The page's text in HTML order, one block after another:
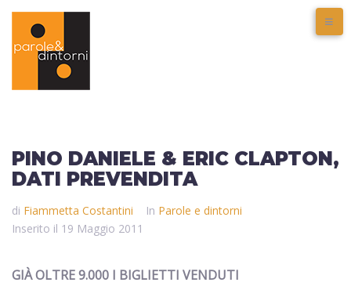
PINO DANIELE & ERIC CLAPTON,
DATI PREVENDITA
di Fiammetta Costantini In Parole e dintorni
Inserito il 19 Maggio 2011
GIÀ OLTRE 9.000 I BIGLIETTI VENDUTI